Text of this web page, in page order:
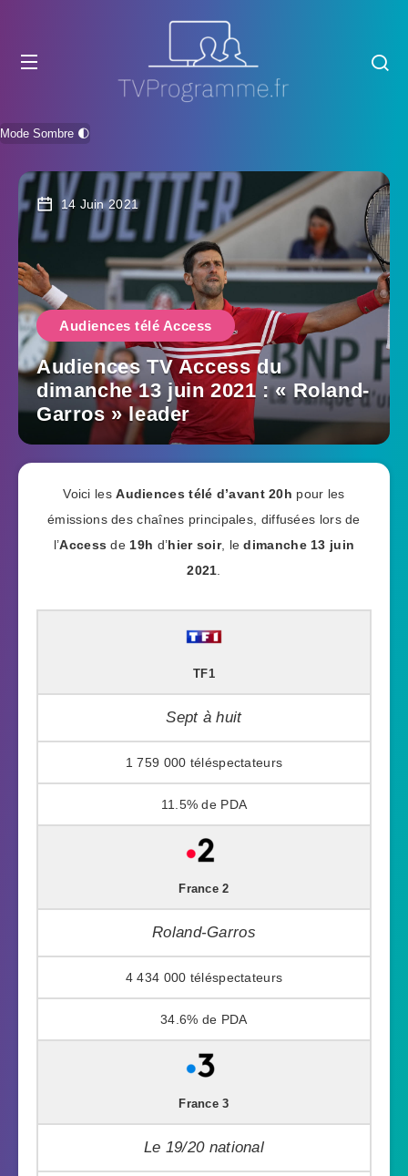
Mode Sombre 🌓
14 Juin 2021
Audiences télé Access
Audiences TV Access du
dimanche 13 juin 2021 : « Roland-
Garros » leader
Voici lesAudiences télé d’avant 20h pour les
émissions des chaînes principales, diffusées lors de
l’Access de 19h d’hier soir, ledimanche 13 juin
2021
TF1
Sept à huit
1 759 000
11.5%
France 2
Roland-Garros
4 434 000
34.6%
France 3
Le 19/20 national